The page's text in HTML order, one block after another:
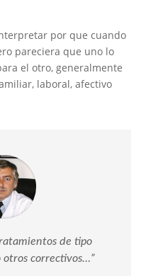
por que cuando
pareciera que uno lo
el otro, generalmente
laboral, afectivo
de tipo
otros correctivos…”